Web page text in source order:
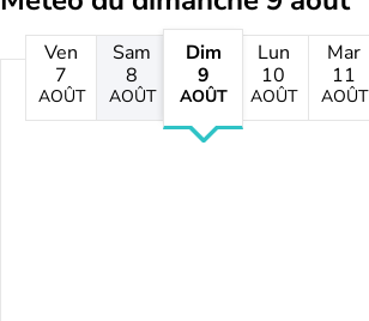
Ven
7
AOÛT
Sam
8
AOÛT
Dim
9
AOÛT
Lun
10
AOÛT
Mar
11
AOÛT